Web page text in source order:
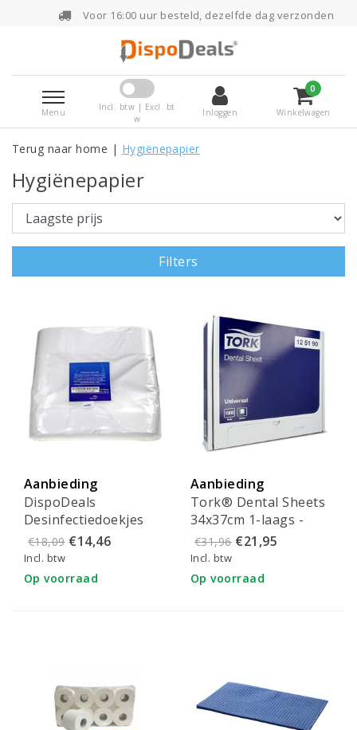
Voor 16:00 uur besteld, dezelfde dag verzonden
Menu
Incl. btw | Excl. bt
w
Inloggen
0
Winkelwagen
Terug naar home | Hygiënepapier
Hygiënepapier
Filters
Aanbieding
DispoDeals
Desinfectiedoekjes
droog refill 28x28cm
(75 stuks)
€18,09 €14,46
Incl. btw
Op voorraad
Aanbieding
Tork® Dental Sheets
34x37cm 1-laags -
125190
€31,96 €21,95
Incl. btw
Op voorraad